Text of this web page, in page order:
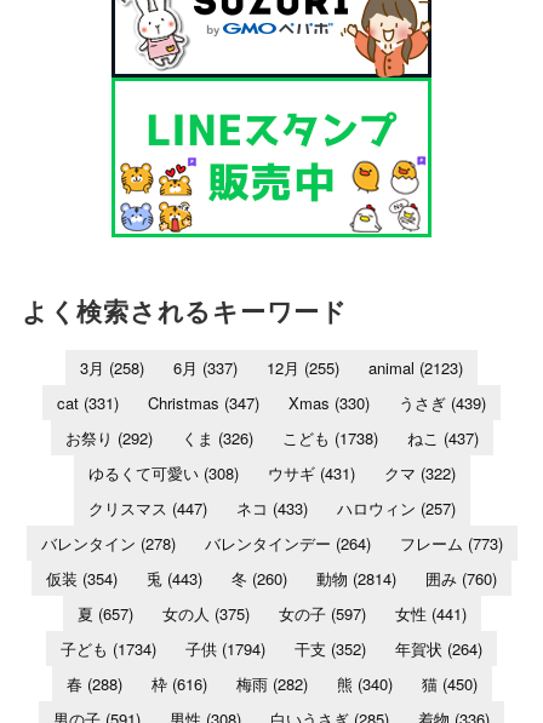
よく検索されるキーワード
3月 (258) 6月 (337) 12月 (255) animal (2123)
cat (331) Christmas (347) Xmas (330) うさぎ (439)
お祭り (292) くま (326) こども (1738) ねこ (437)
ゆるくて可愛い(308) ウサギ(431) クマ (322)
クリスマス (447) ネコ (433) ハロウィン (257)
バレンタイン (278) バレンタインデー (264) フレーム (773)
仮装 (354) 兎 (443) 冬 (260) 動物 (2814) 囲み (760)
夏 (657) 女の人 (375) 女の子(597) 女性 (441)
子ども (1734) 子供 (1794) 干支 (352) 年賀状 (264)
春(288) 枠(616) 梅雨(282) 熊 (340) 猫(450)